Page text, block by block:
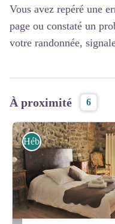
Vous avez repéré une
page ou constaté un
votre randonnée,
À proximité 6
Hébergements